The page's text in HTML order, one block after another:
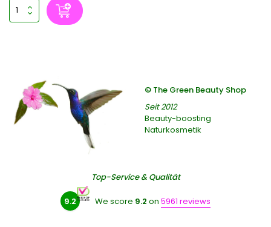
© The Green Beauty Shop
Seit 2012
Beauty-boosting
Naturkosmetik
Top-Service & Qualität
9.2 We score 9.2 on 5961 reviews